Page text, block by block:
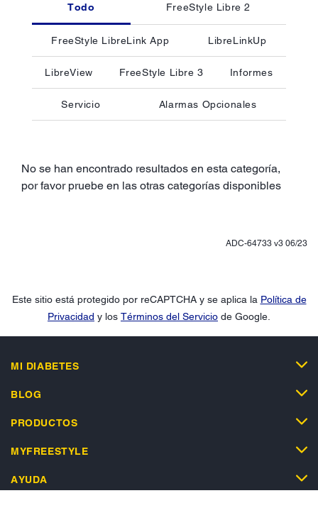
Todo FreeStyle Libre 2
FreeStyle LibreLink App LibreLinkUp
LibreView FreeStyle Libre 3 Informes
Servicio Alarmas Opcionales
No se han encontrado resultados en esta categoría,
por favor pruebe en las otras categorías disponibles
ADC-64733 v3 06/23
Este sitio está protegido por reCAPTCHA y se aplica la Política de
Privacidad y los Términos del Servicio de Google.
MI DIABETES
BLOG
PRODUCTOS
MYFREESTYLE
AYUDA